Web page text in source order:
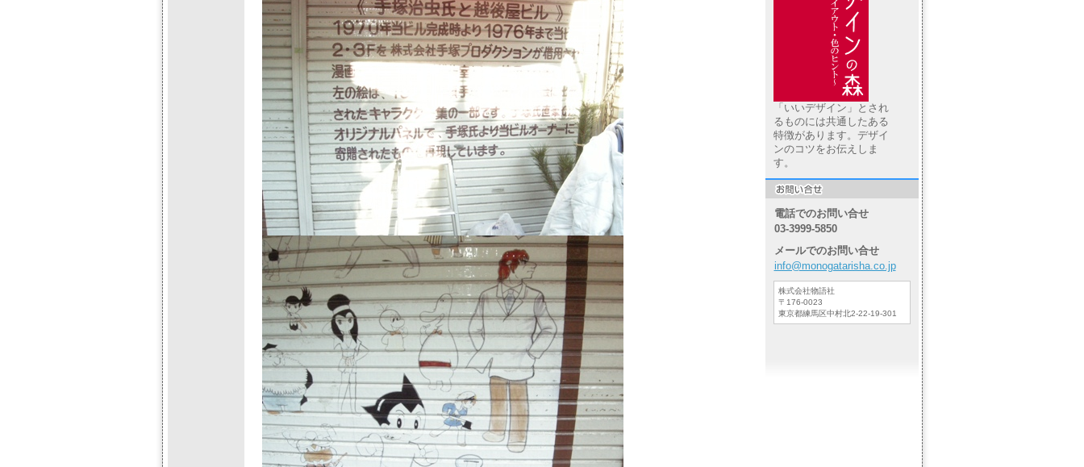
「いいデザイン」とされ
るものには共通したある
特徴があります。デザイ
ンのコツをお伝えしま
す。
電話でのお問い合せ
03-3999-5850
メールでのお問い合せ
info@monogatarisha.co.jp
株式会社物語社
〒176-0023
東京都練馬区中村北2-22-19-301